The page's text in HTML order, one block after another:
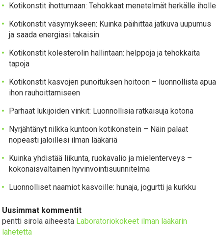
Kotikonstit ihottumaan: Tehokkaat menetelmät herkälle iholle
Kotikonstit väsymykseen: Kuinka päihittää jatkuva uupumus
ja saada energiasi takaisin
Kotikonstit kolesterolin hallintaan: helppoja ja tehokkaita
tapoja
Kotikonstit kasvojen punoituksen hoitoon – luonnollista apua
ihon rauhoittamiseen
Parhaat lukijoiden vinkit: Luonnollisia ratkaisuja kotona
Nyrjähtänyt nilkka kuntoon kotikonstein – Näin palaat
nopeasti jaloillesi ilman lääkäriä
Kuinka yhdistää liikunta, ruokavalio ja mielenterveys –
kokonaisvaltainen hyvinvointisuunnitelma
Luonnolliset naamiot kasvoille: hunaja, jogurtti ja kurkku
Uusimmat kommentit
pentti sirola aiheesta Laboratoriokokeet ilman lääkärin
lähetettä